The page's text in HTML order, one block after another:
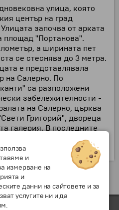
улица, която
център на град
започва от арката
''Портанова".
а ширината пет
се стеснява до 3 метра.
е представлявала
на Салерно. По
са разположени
забележителности -
на Салерно, църква
Григорий", двореца
галерия. В последните
по улица "Мерканти"
до Италия »
и
измерване на
и
данни на сайтовете и за
услугите ни и да